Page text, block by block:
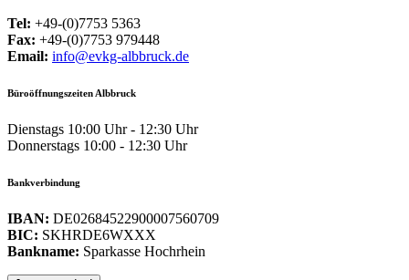
Tel: +49-(0)7753 5363
Fax: +49-(0)7753 979448
Email: info@evkg-albbruck.de
Büroöffnungszeiten Albbruck
Dienstags 10:00 Uhr - 12:30 Uhr
Donnerstags 10:00 - 12:30 Uhr
Bankverbindung
IBAN: DE02684522900007560709
BIC: SKHRDE6WXXX
Bankname: Sparkasse Hochrhein